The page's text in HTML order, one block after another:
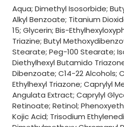
Aqua; Dimethyl Isosorbide;
Alkyl Benzoate; Titanium
15; Glycerin; Bis-
Triazine; Butyl
Stearate; Peg-100 Stearate;
Diethylhexyl Butamido
Dibenzoate; C14-22 Alcohols;
Ethylhexyl Triazone; Caprylyl
Angulata Extract; Caprylyl
Retinoate; Retinol;
Kojic Acid; Trisodium